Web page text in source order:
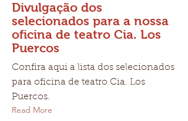
Divulgação dos
selecionados para a nossa
oficina de teatro Cia. Los
Puercos
Confira aqui a lista dos selecionados
para oficina de teatro Cia. Los
Puercos.
Read More